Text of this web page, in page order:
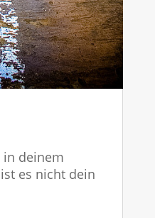
in deinem
es nicht dein